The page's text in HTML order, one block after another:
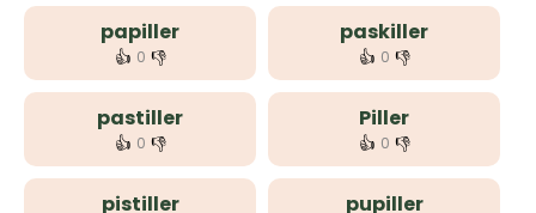
papiller
👍 0 👎
paskiller
👍 0 👎
pastiller
👍 0 👎
Piller
👍 0 👎
pistiller pupiller